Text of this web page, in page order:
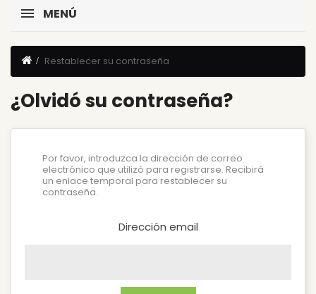
MENÚ
Restablecer su contraseña
¿Olvidó su contraseña?
Por favor, introduzca la dirección de correo
electrónico que utilizó para registrarse. Recibirá
un enlace temporal para restablecer su
contraseña.
Dirección email